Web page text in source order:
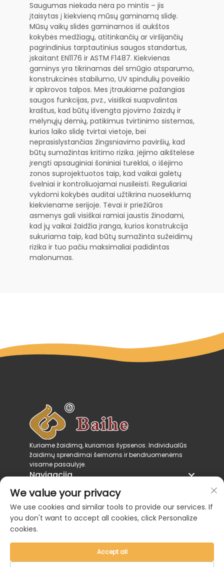
Saugumas niekada nėra po mintis – jis
įtaisytas į kiekvieną mūsų gaminamą slidę.
Mūsų vaikų slidės gaminamos iš aukštos
kokybės medžiagų, atitinkančių ar viršijančių
pagrindinius tarptautinius saugos standartus,
įskaitant EN1176 ir ASTM F1487. Kiekvienas
gaminys yra tikrinamas dėl smūgio atsparumo,
konstrukcinės stabilumo, UV spindulių poveikio
ir apkrovos talpos. Mes įtraukiame pažangias
saugos funkcijas, pvz., visiškai suapvalintas
kraštus, kad būtų išvengta pjovimo žaizdų ir
mėlynųjų dėmių, patikimus tvirtinimo sistemas,
kurios laiko slidę tvirtai vietoje, bei
neprasislystančias žingsniavimo paviršių, kad
būtų sumažintas kritimo rizika. Įėjimo aikštelėse
įrengti apsauginiai šoniniai turėklai, o išėjimo
zonos suprojektuotos taip, kad vaikai galėtų
švelniai ir kontroliuojamai nusileisti. Reguliariai
vykdomi kokybės auditai užtikrina nuoseklumą
kiekviename serijoje. Tėvai ir priežiūros
asmenys gali visiškai ramiai jaustis žinodami,
kad jų vaikai žaidžia įranga, kurios konstrukcija
sukuriama taip, kad būtų sumažinta sužeidimų
rizika ir tuo pačiu maksimaliai padidintas
malonumas.
Kuriame žaidimą, kuriamas šypsenos. Individualūs
žaidimų sprendimai šeimoms ir bendruomenėms
visame pasaulyje.
Navigacija
Produktų kategorijos
Susisiekite su mumis
Autorių teisės © 2026, Zhejiang Baihe Industrial
We value your privacy
We use cookies and similar tools to provide our services. If
you don't want to accept all cookies, click Personalize
cookies.
Accept all